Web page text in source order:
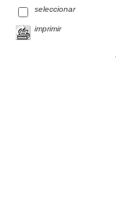
seleccionar
imprimir